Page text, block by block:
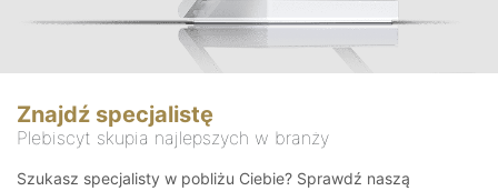
Znajdź specjalistę
Plebiscyt skupia najlepszych w branży
Szukasz specjalisty w pobliżu Ciebie? Sprawdź naszą